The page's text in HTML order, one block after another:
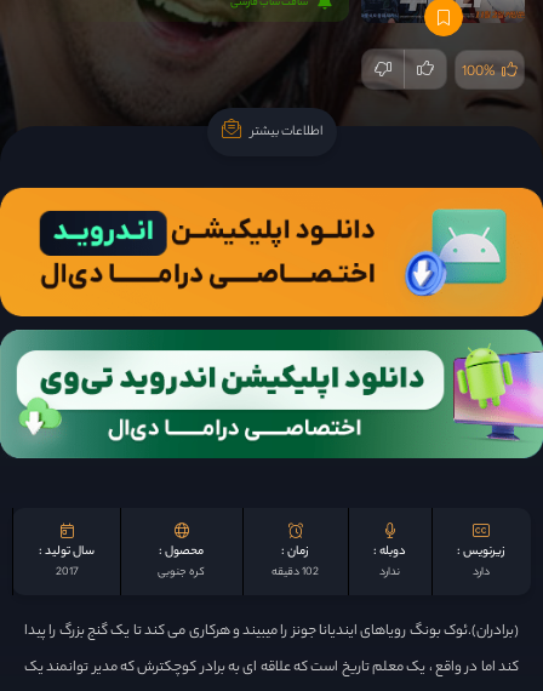
100%
اطلاعات بیشتر
زیرنویس :
دارد
دوبله :
ندارد
زمان :
102 دقیقه
محصول :
کره جنوبی
سال تولید :
2017
(برادران).ئوک بونگ رویاهای ایندیانا جونز را میبیند و هرکاری می کند تا یک گنج بزرگ را پیدا
کند اما در واقع ، یک معلم تاریخ است که علاقه ای به برادر کوچکترش که مدیر توانمند یک